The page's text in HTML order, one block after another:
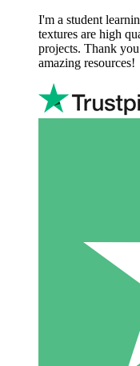
I'm a student
textures are high
projects. Thank
amazing resources!